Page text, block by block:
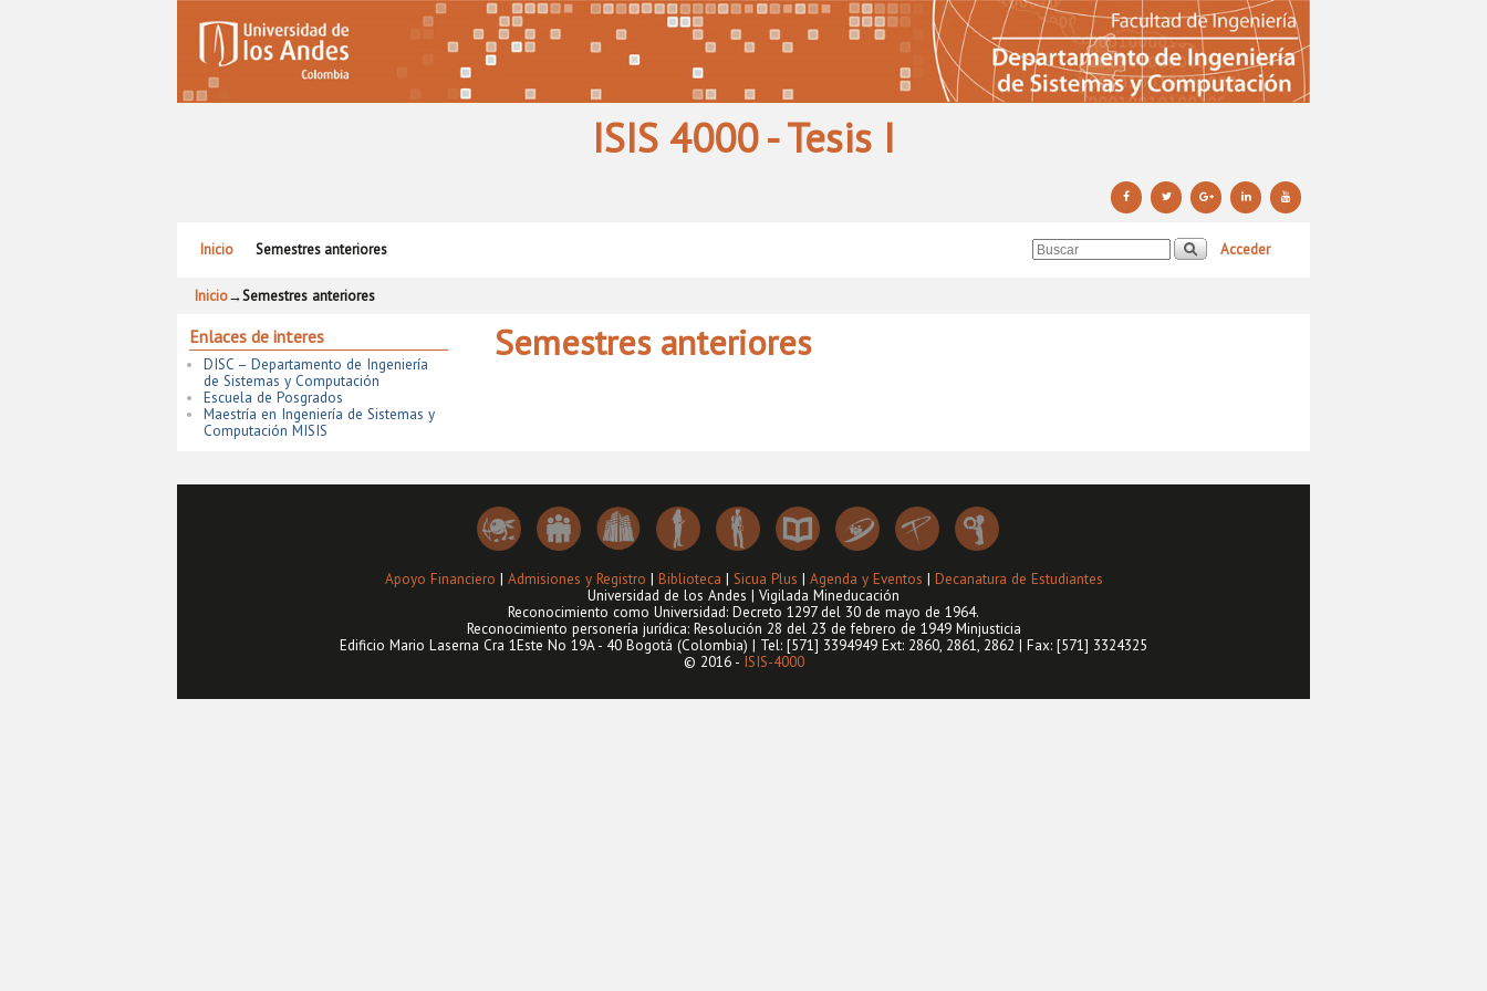
ISIS 4000 - Tesis I
Inicio Semestres anteriores Acceder
Inicio→Semestres anteriores
Enlaces de interes
DISC – Departamento de Ingeniería
de Sistemas y Computación
Escuela de Posgrados
Maestría en Ingeniería de Sistemas y
Computación MISIS
Semestres anteriores
Apoyo Financiero | Admisiones y Registro | Biblioteca | Sicua Plus | Agenda y Eventos | Decanatura de Estudiantes
Universidad de los Andes | Vigilada Mineducación
Reconocimiento como Universidad: Decreto 1297 del 30 de mayo de 1964.
Reconocimiento personería jurídica: Resolución 28 del 23 de febrero de 1949 Minjusticia
Edificio Mario Laserna Cra 1Este No 19A - 40 Bogotá (Colombia) | Tel: [571] 3394949 Ext: 2860, 2861, 2862 | Fax: [571] 3324325
© 2016 - ISIS-4000